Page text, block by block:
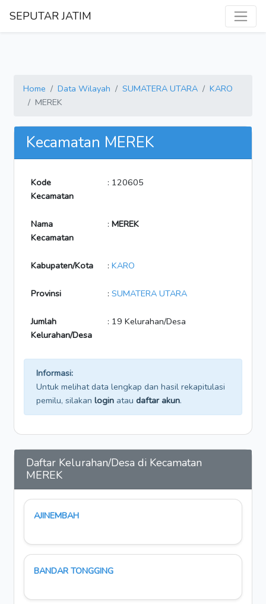
SEPUTAR JATIM
Home Data Wilayah SUMATERA UTARA
KARO
MEREK
Kecamatan MEREK
Kode
Kecamatan
: 120605
Nama
Kecamatan
: MEREK
Kabupaten/Kota : KARO
Provinsi : SUMATERA UTARA
Jumlah
Kelurahan/Desa
: 19 Kelurahan/Desa
Informasi:
Untuk melihat data lengkap dan hasil rekapitulasi
pemilu, silakan login atau daftar akun.
Daftar Kelurahan/Desa di Kecamatan
MEREK
AJINEMBAH
BANDAR TONGGING